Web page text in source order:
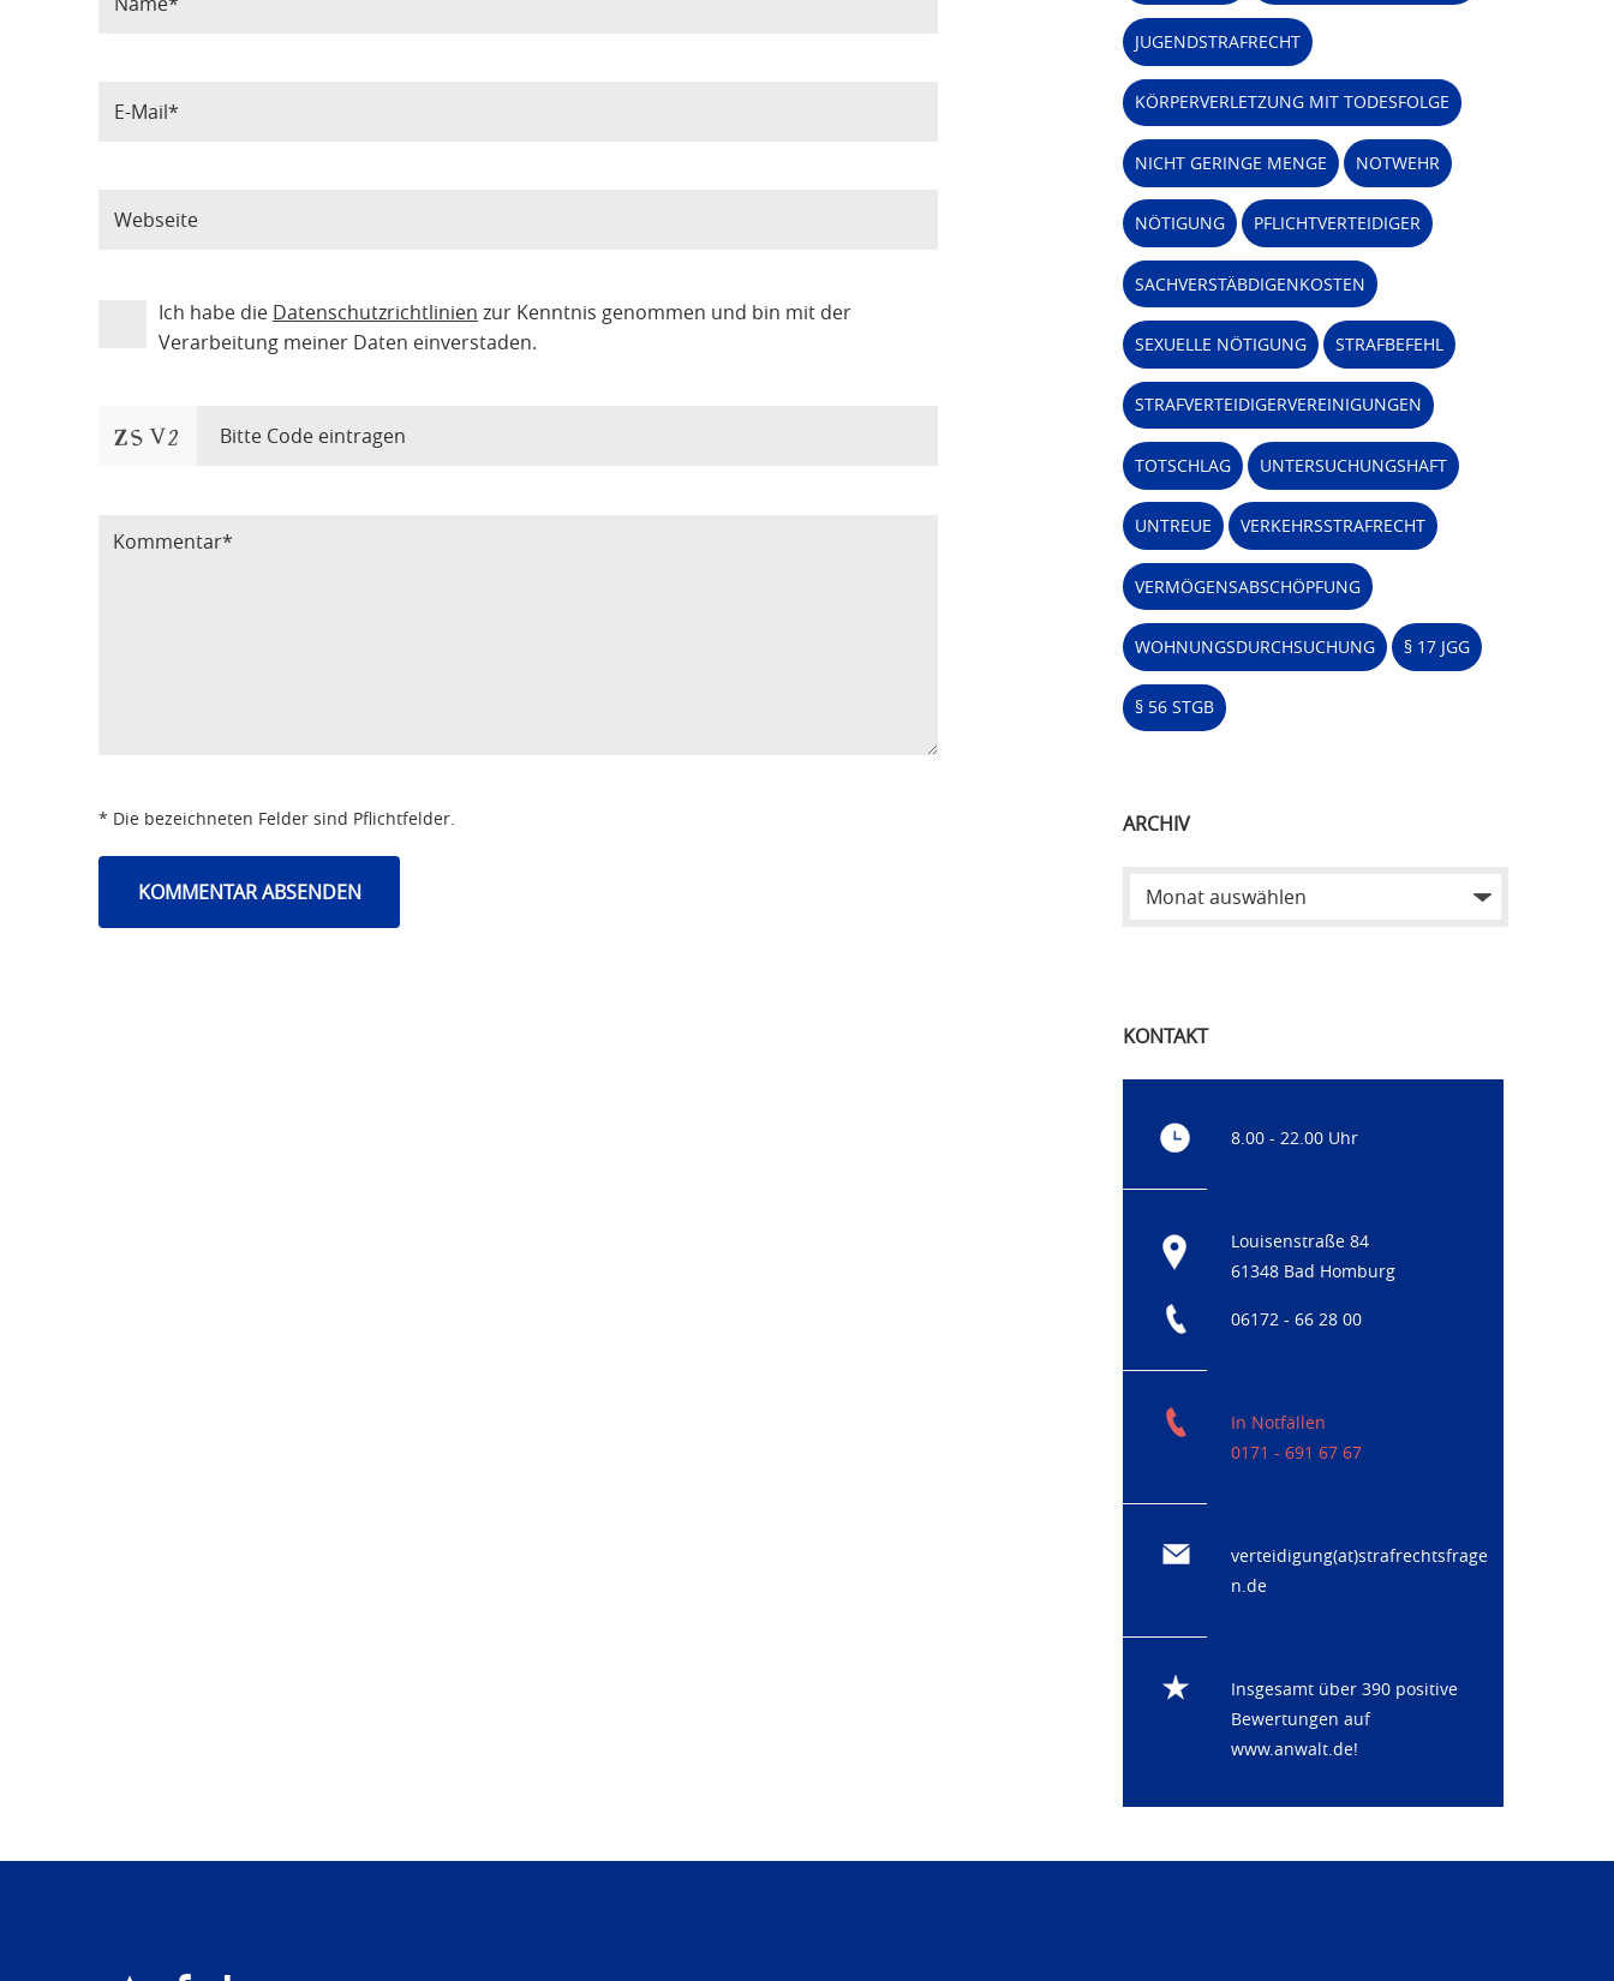
Ich habe die Datenschutzrichtlinien zur Kenntnis genommen und bin mit der
Verarbeitung meiner Daten einverstaden.
* Die bezeichneten Felder sind Pflichtfelder.
JUGENDSTRAFRECHT
KÖRPERVERLETZUNG MIT TODESFOLGE
NICHT GERINGE MENGE NOTWEHR
NÖTIGUNG PFLICHTVERTEIDIGER
SACHVERSTÄBDIGENKOSTEN
SEXUELLE NÖTIGUNG STRAFBEFEHL
STRAFVERTEIDIGERVEREINIGUNGEN
TOTSCHLAG UNTERSUCHUNGSHAFT
UNTREUE VERKEHRSSTRAFRECHT
VERMÖGENSABSCHÖPFUNG
WOHNUNGSDURCHSUCHUNG § 17 JGG
§ 56 STGB
ARCHIV
KONTAKT
8.00 - 22.00 Uhr
Louisenstraße 84
61348 Bad Homburg
06172 - 66 28 00
In Notfällen
0171 - 691 67 67
verteidigung(at)strafrechtsfrage
n.de
Insgesamt über 390 positive
Bewertungen auf
www.anwalt.de!